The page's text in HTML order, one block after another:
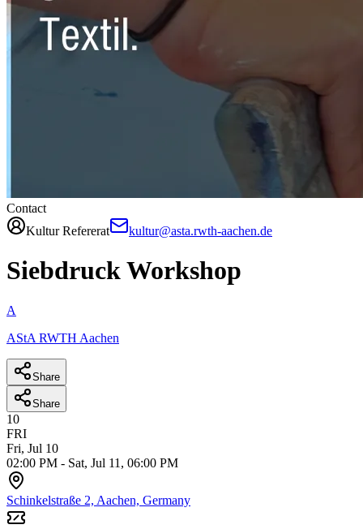
Contact
Kultur Refererat
kultur@asta.rwth-aachen.de
Siebdruck Workshop
A
AStA RWTH Aachen
Share
Share
10
FRI
Fri, Jul 10
02:00 PM - Sat, Jul 11, 06:00 PM
Schinkelstraße 2, Aachen, Germany